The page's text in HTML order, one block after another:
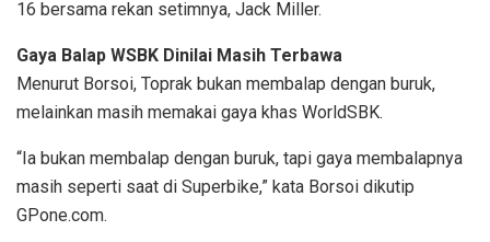
16 bersama rekan setimnya, Jack Miller.
Gaya Balap WSBK Dinilai Masih Terbawa
Menurut Borsoi, Toprak bukan membalap dengan buruk,
melainkan masih memakai gaya khas WorldSBK.
“Ia bukan membalap dengan buruk, tapi gaya membalapnya
masih seperti saat di Superbike,” kata Borsoi dikutip
GPone.com.